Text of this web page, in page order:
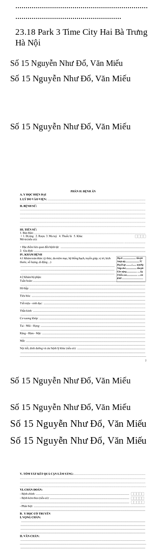
.................................................................
....................................................
23.18 Park 3 Time City Hai Bà Trưng
Hà Nội
Số 15 Nguyễn Như Đổ, Văn Miếu
Số 15 Nguyễn Như Đổ, Văn Miếu
Số 15 Nguyễn Như Đổ, Văn Miếu
Số 15 Nguyễn Như Đổ, Văn Miếu
Số 15 Nguyễn Như Đổ, Văn Miếu​​​​
Số 15 Nguyễn Như Đổ, Văn Miếu​​​​
Số 15 Nguyễn Như Đổ, Văn Miếu​​​​